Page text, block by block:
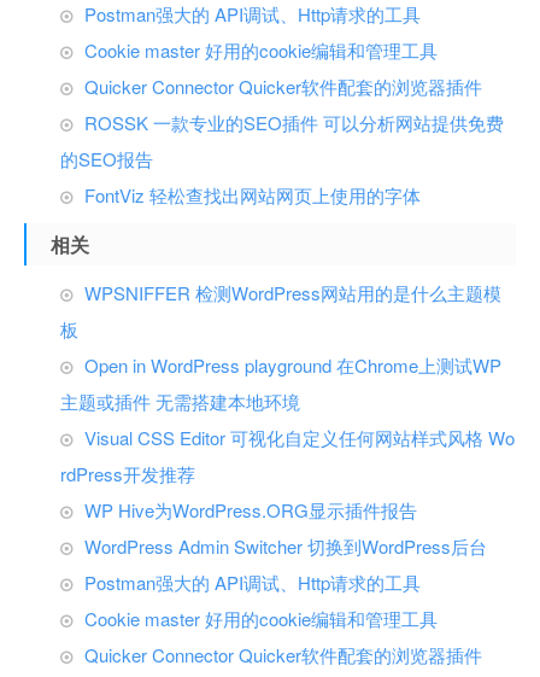
Postman强大的 API调试、Http请求的工具
Cookie master 好用的cookie编辑和管理工具
Quicker Connector Quicker软件配套的浏览器插件
ROSSK 一款专业的SEO插件 可以分析网站提供免费
的SEO报告
FontViz 轻松查找出网站网页上使用的字体
相关
WPSNIFFER 检测WordPress网站用的是什么主题模
板
Open in WordPress playground 在Chrome上测试WP
主题或插件 无需搭建本地环境
Visual CSS Editor 可视化自定义任何网站样式风格 Wo
rdPress开发推荐
WP Hive为WordPress.ORG显示插件报告
WordPress Admin Switcher 切换到WordPress后台
Postman强大的 API调试、Http请求的工具
Cookie master 好用的cookie编辑和管理工具
Quicker Connector Quicker软件配套的浏览器插件